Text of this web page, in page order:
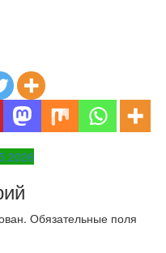
Обязательные поля